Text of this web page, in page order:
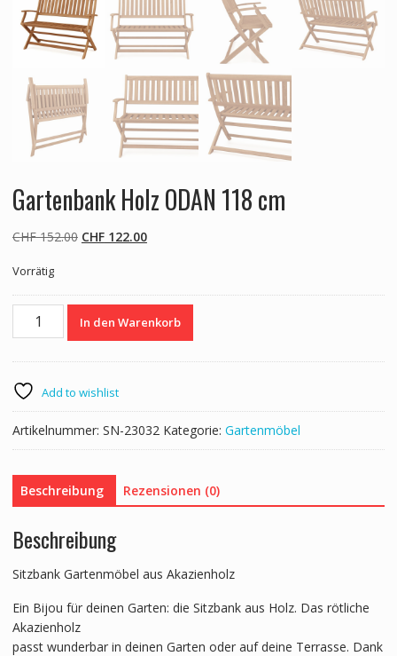
Gartenbank Holz ODAN 118 cm
CHF152.00 Ursprünglicher
CHF 152.00
CHF122.00Aktueller
CHF 122.00.
Vorrätig
Gartenbank
cm
Menge
In den Warenkorb
Add to wishlist
Artikelnummer: SN-23032 Kategorie: Gartenmöbel
Beschreibung Rezensionen (0)
Beschreibung
Sitzbank Gartenmöbel aus Akazienholz
Ein Bijou für deinen Garten: die Sitzbank aus Holz. Das rötliche
Akazienholz
passt wunderbar in deinen Garten oder auf deine Terrasse. Dank